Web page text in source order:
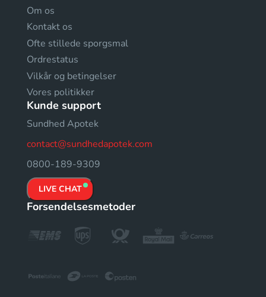
Om os
Kontakt os
Ofte stillede sporgsmal
Ordrestatus
Vilkår og betingelser
Vores politikker
Kunde support
Sundhed Apotek
contact@sundhedapotek.com
0800-189-9309
LIVE CHAT
Forsendelsesmetoder